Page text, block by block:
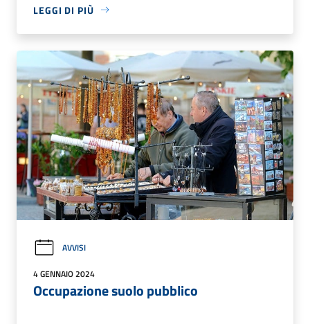
LEGGI DI PIÙ
AVVISI
4 GENNAIO 2024
Occupazione suolo pubblico